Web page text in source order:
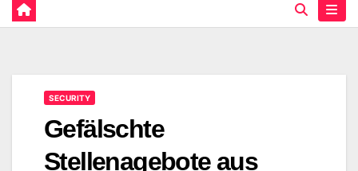
SECURITY
Gefälschte
Stellenagebote aus